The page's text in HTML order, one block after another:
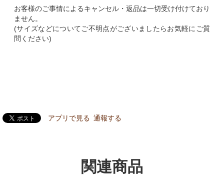
お客様のご事情によるキャンセル・返品は一切受け付けており
ません。
(サイズなどについてご不明点がございましたらお気軽にご質
問ください)
アプリで見る 通報する
関連商品